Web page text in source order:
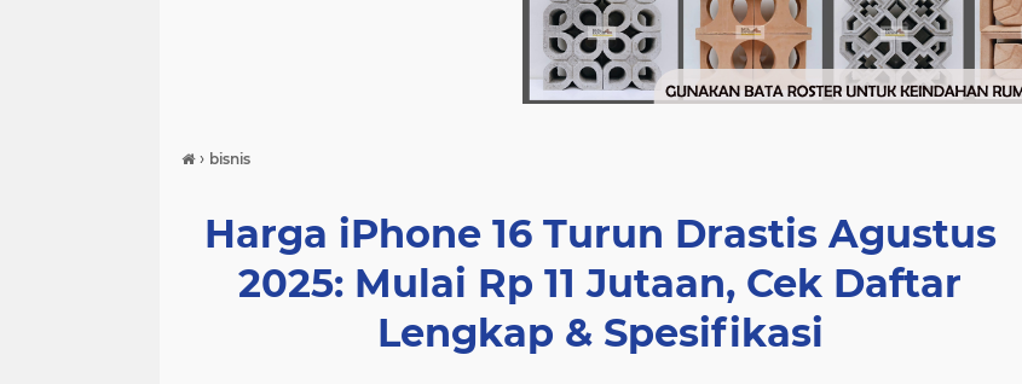
› bisnis
Harga iPhone 16 Turun Drastis Agustus
2025: Mulai Rp 11 Jutaan, Cek Daftar
Lengkap & Spesifikasi